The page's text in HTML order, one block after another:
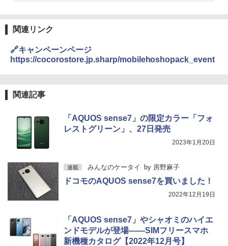
関連リンク
🔗キャンペーンページ
https://cocorostore.jp.sharp/mobilehoshopack_event
関連記事
「AQUOS sense7」の限定カラー「フォ
レストグリーン」、27日発売
2023年1月20日
連載 みんなのケータイ by 房野麻子
ドコモのAQUOS sense7を買いました！
2022年12月19日
「AQUOS sense7」やシャオミのハイエ
ンドモデルが登場――SIMフリースマホ
新機種カタログ【2022年12月号】